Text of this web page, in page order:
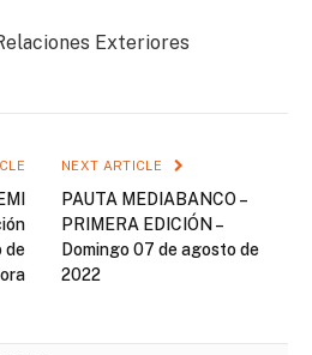
Exteriores
de
NEXT ARTICLE
PAUTA MEDIABANCO –
PRIMERA EDICIÓN –
Domingo 07 de agosto de
2022